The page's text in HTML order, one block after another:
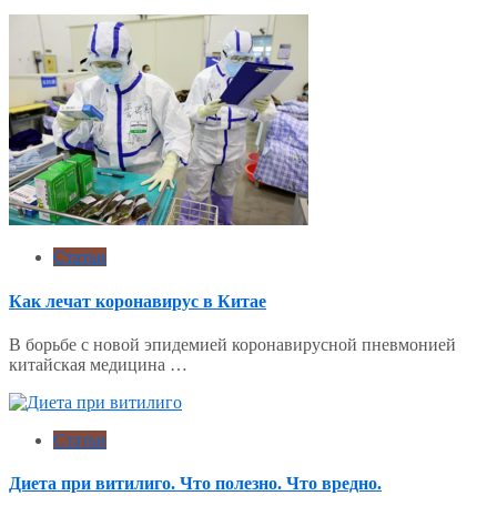
Статьи
Как лечат коронавирус в Китае
В борьбе с новой эпидемией коронавирусной пневмонией
китайская медицина …
Статьи
Диета при витилиго. Что полезно. Что вредно.